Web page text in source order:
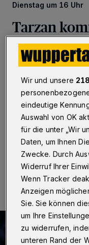
Dienstag um 16 Uhr
Tarzan
(27. Dezember
Musical“ in der
Der berühmte
als modernes
Bühne gebracht.
23.12.2022 , 09:30
Wir und unsere 218
eindeutige
Auswahl von OK
für die unter „Wir
Daten, um Ihnen
Zwecke. Durch
Widerruf Ihrer
Wenn Tracker
Anzeigen
Sie. Sie können
um Ihre
zu widerrufen,
unteren Rand der